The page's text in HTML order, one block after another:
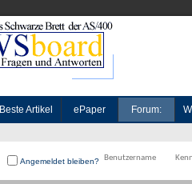
Beste Artikel ePaper Forum:
Angemeldet bleiben?